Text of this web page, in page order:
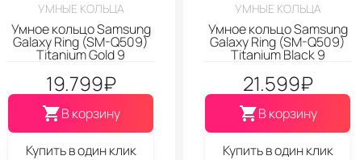
УМНЫЕ КОЛЬЦА
Умное кольцо Samsung
Galaxy Ring (SM-Q509)
Titanium Gold 9
19.799₽
В корзину
Купить в один клик
УМНЫЕ КОЛЬЦА
Умное кольцо Samsung
Galaxy Ring (SM-Q509)
Titanium Black 9
21.599₽
В корзину
Купить в один клик